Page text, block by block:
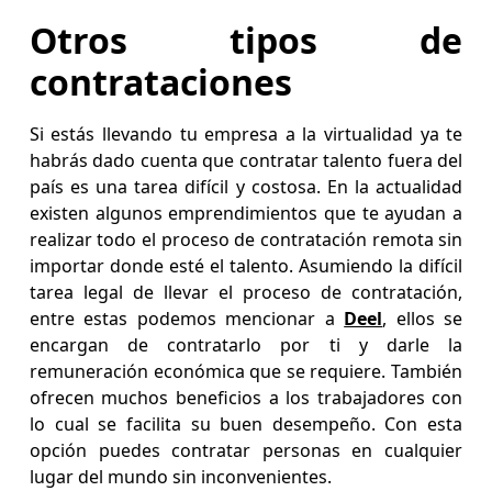
Otros tipos de
contrataciones
Si estás llevando tu empresa a la virtualidad ya te
habrás dado cuenta que contratar talento fuera del
país es una tarea difícil y costosa. En la actualidad
existen algunos emprendimientos que te ayudan a
realizar todo el proceso de contratación remota sin
importar donde esté el talento. Asumiendo la difícil
tarea legal de llevar el proceso de contratación,
entre estas podemos mencionar a Deel, ellos se
encargan de contratarlo por ti y darle la
remuneración económica que se requiere. También
ofrecen muchos beneficios a los trabajadores con
lo cual se facilita su buen desempeño. Con esta
opción puedes contratar personas en cualquier
lugar del mundo sin inconvenientes.